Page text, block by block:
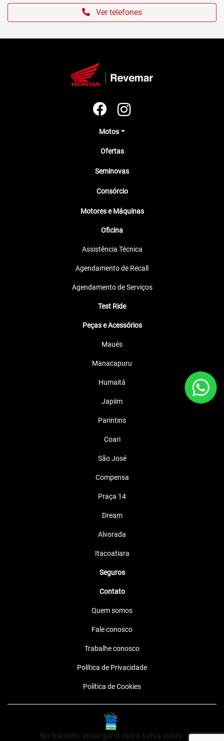
Ver telefones
Motos
Ofertas
Seminovas
Consórcio
Motores e Máquinas
Oficina
Assistência Técnica
Agendamento de Recall
Agendamento de Serviços
Test Ride
Peças e Acessórios
Maués
Manacapuru
Humaitá
Japiim
Parintins
Coari
São José
Compensa
Praça 14
Dream
Alvorada
Itacoatiara
Seguros
Contato
Quem somos
Fale conosco
Trabalhe conosco
Política de Privacidade
Política de Cookies
No trânsito, enxergar o outro salva vidas.